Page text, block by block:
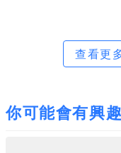
查看更
你可能會有興